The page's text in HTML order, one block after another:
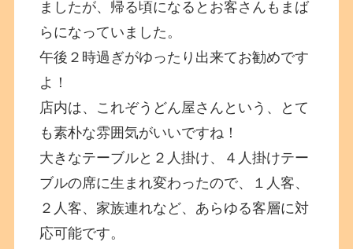
ましたが、帰る頃になるとお客さんもまば
らになっていました。
午後２時過ぎがゆったり出来てお勧めです
よ！
店内は、これぞうどん屋さんという、とて
も素朴な雰囲気がいいですね！
大きなテーブルと２人掛け、４人掛けテー
ブルの席に生まれ変わったので、１人客、
２人客、家族連れなど、あらゆる客層に対
応可能です。